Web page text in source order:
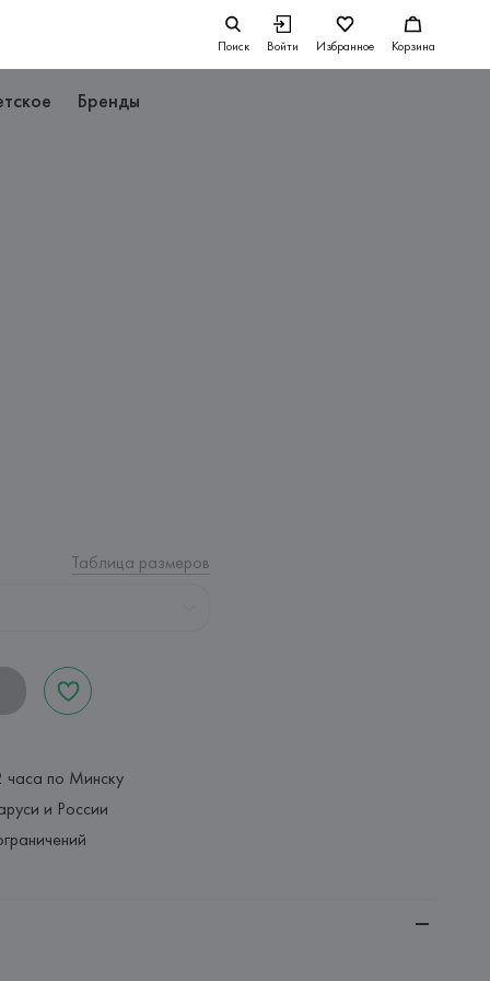
Поиск Войти Избранное Корзина
Бренды
Таблица размеров
часа по Минску
и России